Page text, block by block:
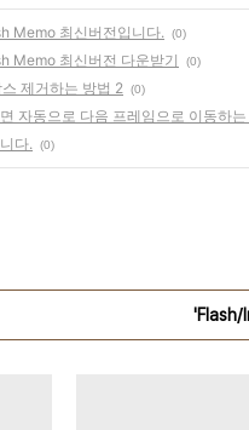
Memo 최신버전입니다. (0)
Memo 최신버전 다운받기 (0)
제거하는 방법 2 (0)
자동으로 다음 프레임으로 이동하
다. (0)